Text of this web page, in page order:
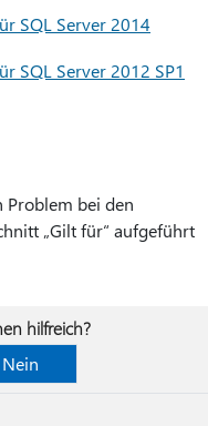
SQL Server 2014
SQL Server 2012 SP1
Problem bei den
„Gilt für“ aufgeführt
hilfreich?
Nein